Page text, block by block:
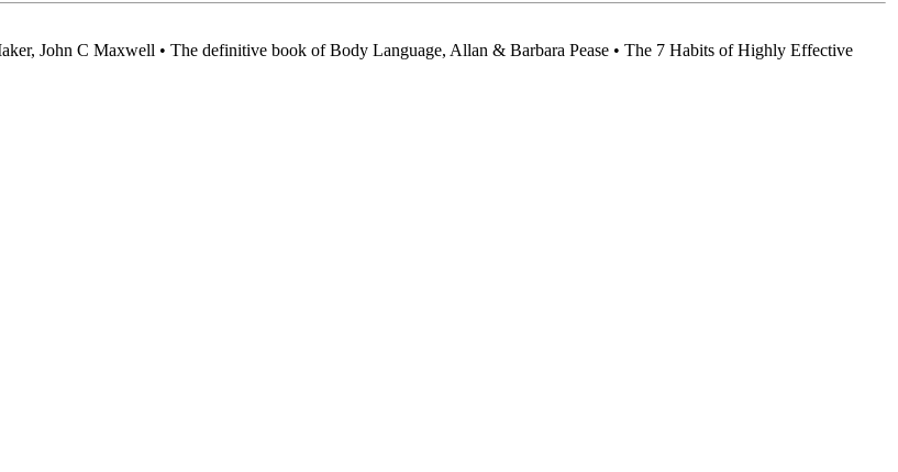
John C Maxwell • The definitive book of Body Language, Allan & Barbara Pease • The 7 Habits of Highly Effective